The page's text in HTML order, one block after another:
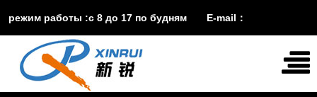
режим работы :с 8 до 17 по будням E-mail：
vira@xinruisuji.comWhatsApp： 